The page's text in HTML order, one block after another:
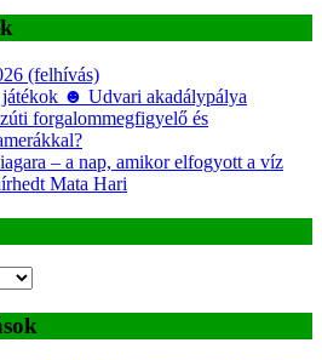
(felhívás)
játékok ☻ Udvari akadálypálya
forgalommegfigyelő és
– a nap, amikor elfogyott a víz
Mata Hari